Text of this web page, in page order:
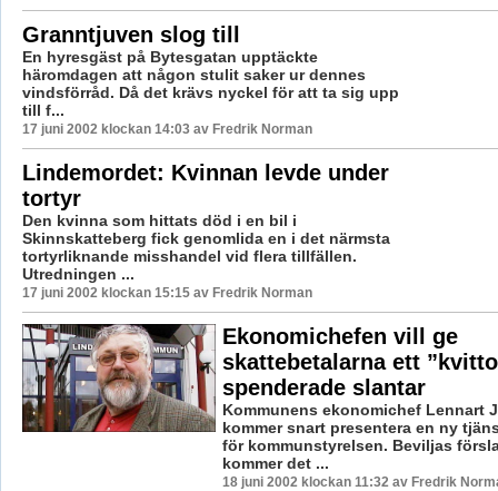
Granntjuven slog till
En hyresgäst på Bytesgatan upptäckte
häromdagen att någon stulit saker ur dennes
vindsförråd. Då det krävs nyckel för att ta sig upp
till f...
17 juni 2002 klockan 14:03 av Fredrik Norman
Lindemordet: Kvinnan levde under
tortyr
Den kvinna som hittats död i en bil i
Skinnskatteberg fick genomlida en i det närmsta
tortyrliknande misshandel vid flera tillfällen.
Utredningen ...
17 juni 2002 klockan 15:15 av Fredrik Norman
Ekonomichefen vill ge
skattebetalarna ett
spenderade slantar
Kommunens ekonomichef Lennart
kommer snart presentera en ny
för kommunstyrelsen. Beviljas
kommer det ...
18 juni 2002 klockan 11:32 av Fredrik